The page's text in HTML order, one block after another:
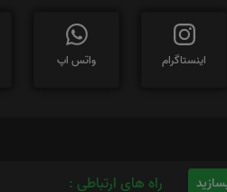
اینستاگرام واتس اپ
راه های ارتباطی :